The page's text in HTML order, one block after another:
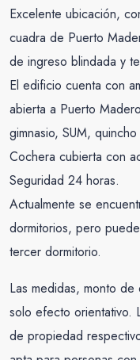
Excelente ubicación,
cuadra de Puerto
de ingreso blindada y
El edificio cuenta con
abierta a Puerto
gimnasio, SUM,
Cochera cubierta con
Seguridad 24 horas.
Actualmente se
dormitorios, pero
tercer dormitorio.
Las medidas, monto
solo efecto orientativo.
de propiedad